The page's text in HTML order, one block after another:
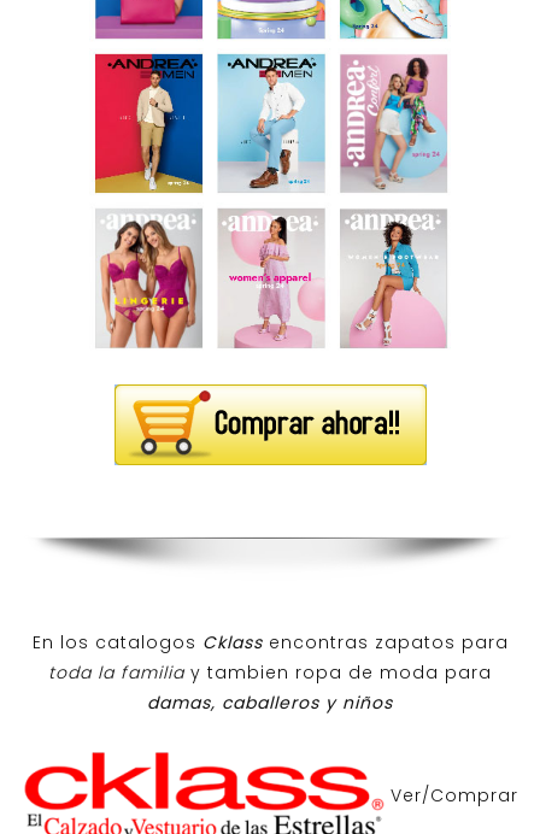
En los catalogos Cklass encontras zapatos para
toda la familiay tambien ropa de moda para
damas, caballeros y niños
Ver/Comprar